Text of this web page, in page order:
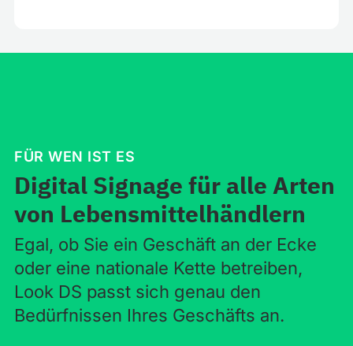
FÜR WEN IST ES
Digital Signage für alle Arten
von Lebensmittelhändlern
Egal, ob Sie ein Geschäft an der Ecke
oder eine nationale Kette betreiben,
Look DS passt sich genau den
Bedürfnissen Ihres Geschäfts an.